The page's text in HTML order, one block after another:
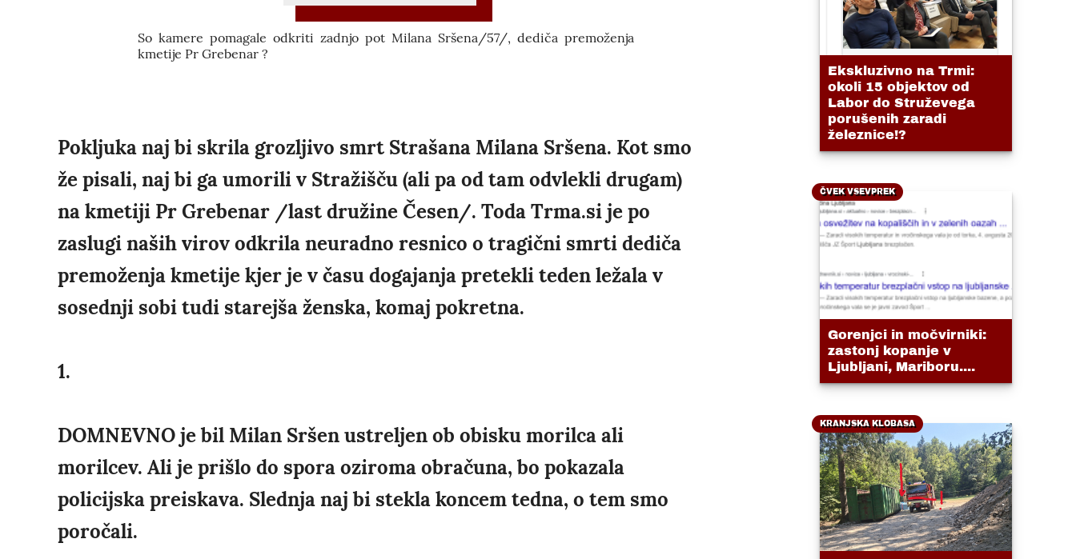
So kamere pomagale odkriti zadnjo pot Milana Sršena/57/, dediča premoženja
kmetije Pr Grebenar ?
Pokljuka naj bi skrila grozljivo smrt Strašana Milana Sršena. Kot smo
že pisali, naj bi ga umorili v Stražišču (ali pa od tam odvlekli drugam)
na kmetiji Pr Grebenar /last družine Česen/. Toda Trma.si je po
zaslugi naših virov odkrila neuradno resnico o tragični smrti dediča
premoženja kmetije kjer je v času dogajanja pretekli teden ležala v
sosednji sobi tudi starejša ženska, komaj pokretna.
1.
DOMNEVNO je bil Milan Sršen ustreljen ob obisku morilca ali
morilcev. Ali je prišlo do spora oziroma obračuna, bo pokazala
policijska preiskava. Slednja naj bi stekla koncem tedna, o tem smo
poročali.
Ekskluzivno na Trmi:
okoli 15 objektov od
Labor do Struževega
porušenih zaradi
železnice!?
ČVEK VSEVPREK
Gorenjci in močvirniki:
zastonj kopanje v
Ljubljani, Mariboru....
KRANJSKA KLOBASA